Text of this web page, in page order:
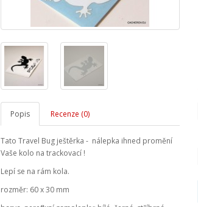
Popis Recenze (0)
Tato Travel Bug ještěrka - nálepka ihned promění
Vaše kolo na trackovací !
Lepí se na rám kola.
rozměr: 60 x 30 mm